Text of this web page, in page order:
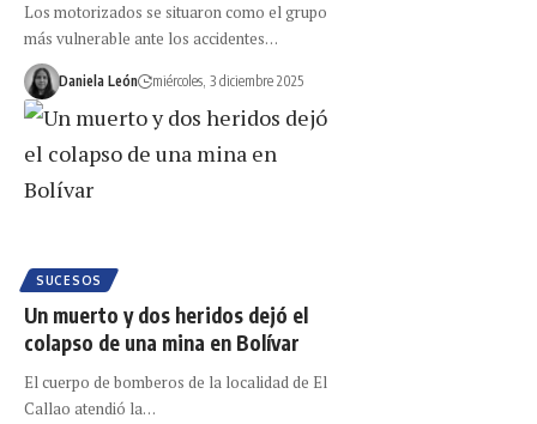
Los motorizados se situaron como el grupo
más vulnerable ante los accidentes…
Daniela León miércoles, 3 diciembre 2025
SUCESOS
Un muerto y dos heridos dejó el
colapso de una mina en Bolívar
El cuerpo de bomberos de la localidad de El
Callao atendió la…